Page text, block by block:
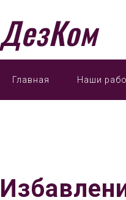
ДезКом
Главная Наши